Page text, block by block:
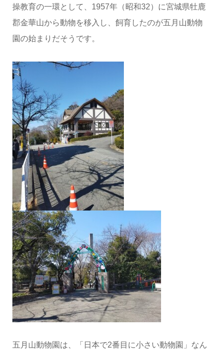
操教育の一環として、1957年（昭和32）に宮城県牡鹿
郡金華山から動物を移入し、飼育したのが五月山動物
園の始まりだそうです。
五月山動物園は、「日本で2番目に小さい動物園」なん